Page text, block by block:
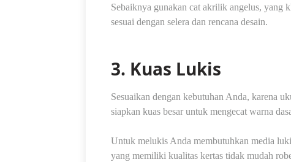
Sebaiknya gunakan cat akrilik angelus, yang
sesuai dengan selera dan rencana desain.
3. Kuas Lukis
Sesuaikan dengan kebutuhan Anda, karena
siapkan kuas besar untuk mengecat warna
Untuk melukis Anda membutuhkan media
yang memiliki kualitas kertas tidak mudah